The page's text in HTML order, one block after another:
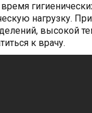
нагрузку.
высокой
к врачу.